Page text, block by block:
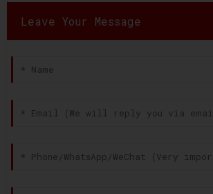
Leave Your Message